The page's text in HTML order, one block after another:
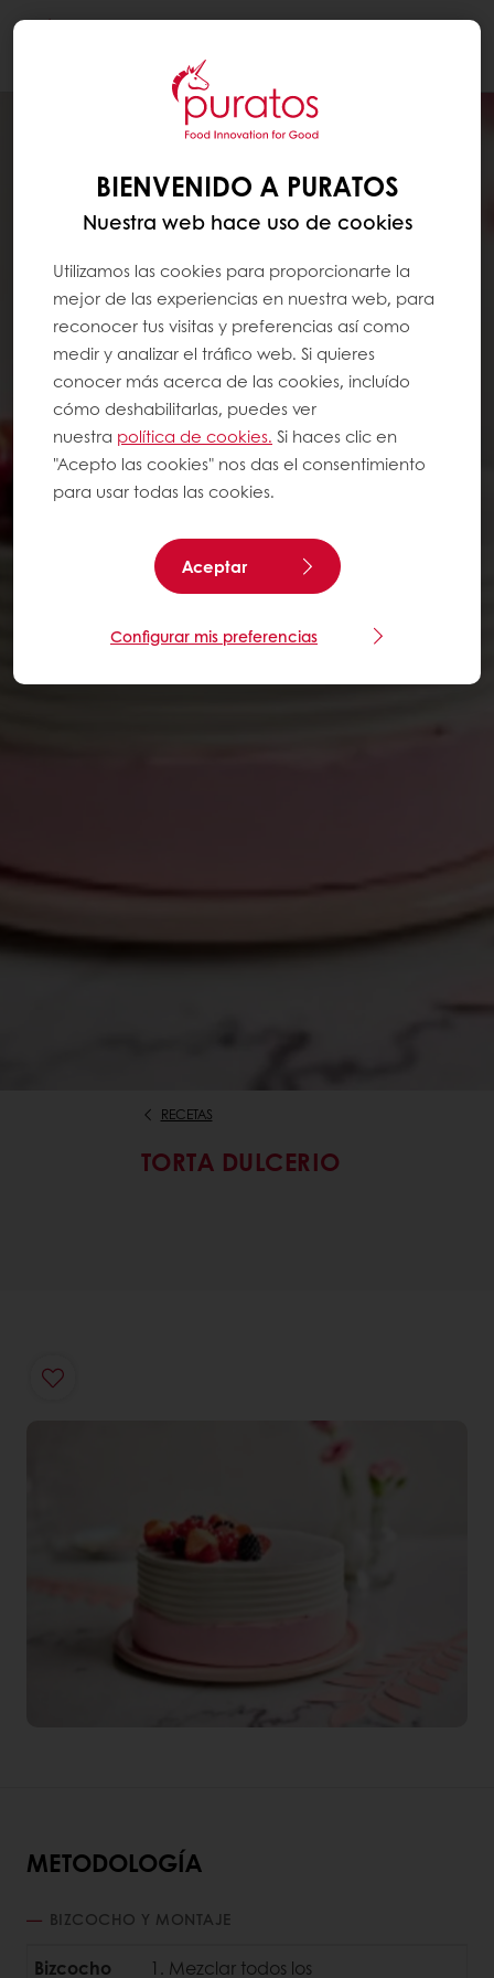
RECETAS
TORTA DULCERIO
METODOLOGÍA
BIZCOCHO Y MONTAJE
Bizcocho Mezclar todos los
BIENVENIDO A PURATOS
Nuestra web hace uso de cookies
Utilizamos las cookies para proporcionarte la
mejor de las experiencias en nuestra web, para
reconocer tus visitas y preferencias así como
medir y analizar el tráfico web. Si quieres
conocer más acerca de las cookies, incluído
cómo deshabilitarlas, puedes ver
nuestra política de cookies. Si haces clic en
"Acepto las cookies" nos das el consentimiento
para usar todas las cookies.
Aceptar
Configurar mis preferencias